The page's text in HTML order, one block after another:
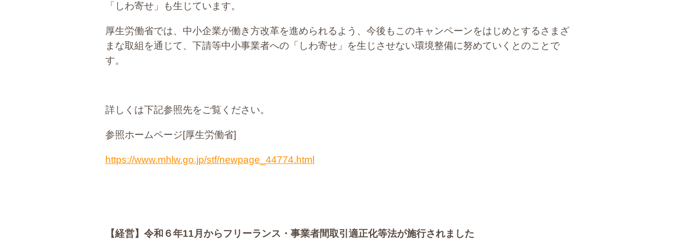
「しわ寄せ」も生じています。
厚生労働省では、中小企業が働き方改革を進められるよう、今後もこのキャンペーンをはじめとするさまざ
まな取組を通じて、下請等中小事業者への「しわ寄せ」を生じさせない環境整備に努めていくとのことで
す。
詳しくは下記参照先をご覧ください。
参照ホームページ[厚生労働省]
https://www.mhlw.go.jp/stf/newpage_44774.html
【経営】 令和６年11月からフリーランス・事業者間取引適正化等法が施行されました